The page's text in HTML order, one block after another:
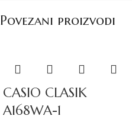
Povezani proizvodi
CASIO CLASIK
A168WA-1